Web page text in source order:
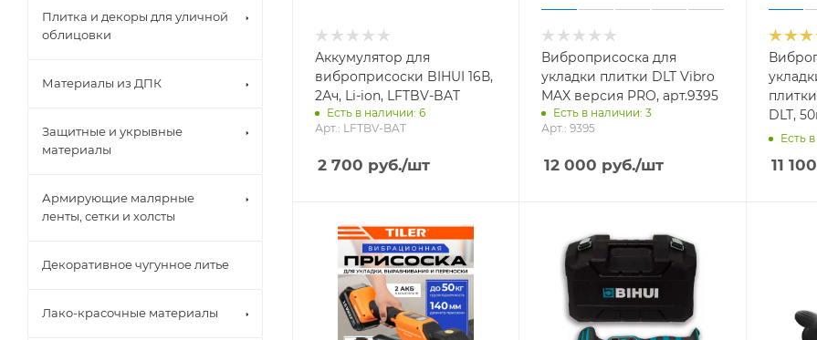
Аккумулятор для
виброприсоски BIHUI 16В,
2Ач, Li-ion, LFTBV-BAT
Есть в наличии: 6
Арт.: LFTBV-BAT
2 700 руб./шт
Виброприсоска для
укладки плитки DLT Vibro
MAX версия PRO, арт.9395
Есть в наличии: 3
Арт.: 9395
12 000 руб./шт
DLT,
Есть
11 100
Плитка и декоры для уличной
облицовки
Материалы из ДПК
Защитные и укрывные
материалы
Армирующие малярные
ленты, сетки и холсты
Декоративное чугунное литье
Лако-красочные материалы